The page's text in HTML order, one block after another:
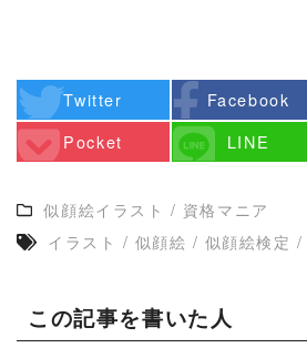
Twitter Facebook
Pocket
LINE
似顔絵イラスト / 資格マニア
イラスト / 似顔絵 / 似顔絵検定 /
この記事を書いた人